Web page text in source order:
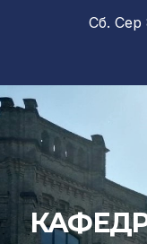
Сб. Сер